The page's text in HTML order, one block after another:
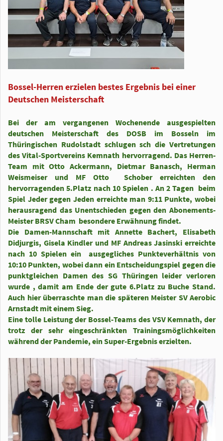
Bossel-Herren erzielen bestes Ergebnis bei einer
Deutschen Meisterschaft
Bei der am vergangenen Wochenende ausgespielten
deutschen Meisterschaft des DOSB im Bosseln im
Thüringischen Rudolstadt schlugen sch die Vertretungen
des Vital-Sportvereins Kemnath hervorragend. Das Herren-
Team mit Otto Ackermann, Dietmar Banasch, Herman
Weismeiser und MF Otto Schober erreichten den
hervorragenden 5.Platz nach 10 Spielen . An 2 Tagen beim
Spiel Jeder gegen Jeden erreichte man 9:11 Punkte, wobei
herausragend das Unentschieden gegen den Abonements-
Meister BRSV Cham besondere Erwähnung findet.
Die Damen-Mannschaft mit Annette Bachert, Elisabeth
Didjurgis, Gisela Kindler und MF Andreas Jasinski erreichte
nach 10 Spielen ein ausgegliches Punkteverhältnis von
10:10 Punkten, wobei dann ein Entscheidungspiel gegen die
punktgleichen Damen des SG Thüringen leider verloren
wurde , damit am Ende der gute 6.Platz zu Buche Stand.
Auch hier überraschte man die späteren Meister SV Aerobic
Arnstadt mit einem Sieg.
Eine tolle Leistung der Bossel-Teams des VSV Kemnath, der
trotz der sehr eingeschränkten Trainingsmöglichkeiten
während der Pandemie, ein Super-Ergebnis erzielten.